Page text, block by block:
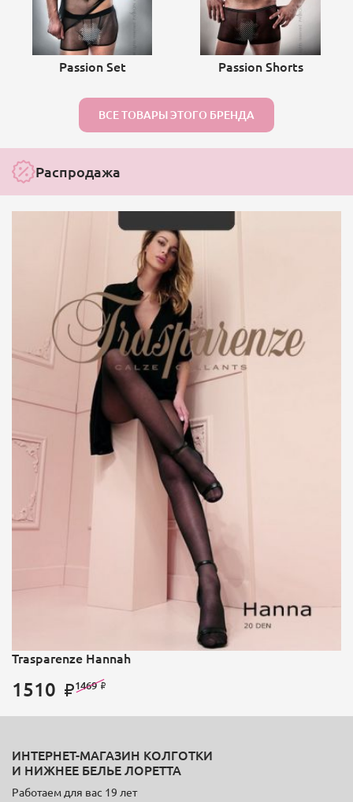
Passion Set Passion Shorts
ВСЕ ТОВАРЫ ЭТОГО БРЕНДА
Распродажа
Trasparenze Hannah
1510 1469
ИНТЕРНЕТ-МАГАЗИН КОЛГОТКИ
И НИЖНЕЕ БЕЛЬЕ ЛОРЕТТА
Работаем для вас 19 лет